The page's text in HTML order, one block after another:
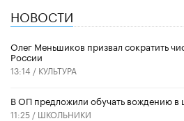
НОВОСТИ
Олег Меньшиков призвал сократить
России
13:14 / КУЛЬТУРА
В ОП предложили обучать вождению в
11:25 / ШКОЛЬНИКИ